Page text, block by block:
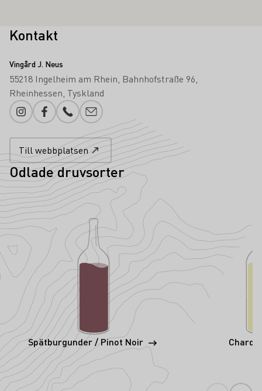
Kontakt
Vingård J. Neus
55218 Ingelheim am Rhein Bahnhofstraße 96
Rheinhessen Tyskland
InstagramFacebookTelefonnummer
Lägg till e-post
Till webbplatsen
Odlade druvsorter
Spätburgunder / Pinot Noir